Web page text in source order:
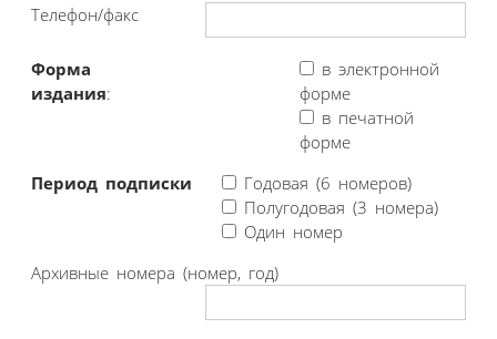
Телефон/факс
Форма
издания:
в электронной
форме
в печатной
форме
Период подписки
Годовая (6 номеров)
Полугодовая (3 номера)
Один номер
Архивные номера (номер, год)